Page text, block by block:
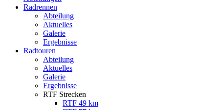
Radrennen
Abteilung
Aktuelles
Galerie
Ergebnisse
Radtouren
Abteilung
Aktuelles
Galerie
Ergebnisse
RTF Strecken
RTF 49 km